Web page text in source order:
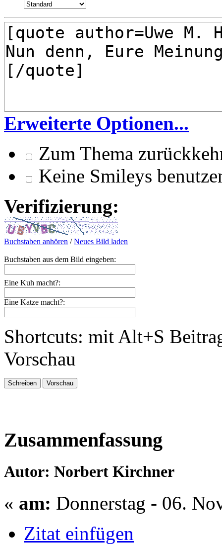
Erweiterte Optionen...
Zum Thema
Keine Smileys
Verifizierung:
Buchstaben anhören /Neues Bild laden
Buchstaben aus dem Bild eingeben:
Eine Kuh macht?:
Eine Katze macht?:
Shortcuts: mit Alt+S
Vorschau
Zusammenfassung
Autor: Norbert Kirchner
« am: Donnerstag - 06.
Zitat einfügen